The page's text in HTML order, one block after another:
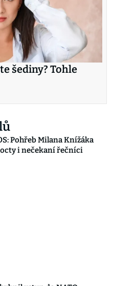
šediny? Tohle
Pohřeb Milana Knížáka
i nečekaní řečníci